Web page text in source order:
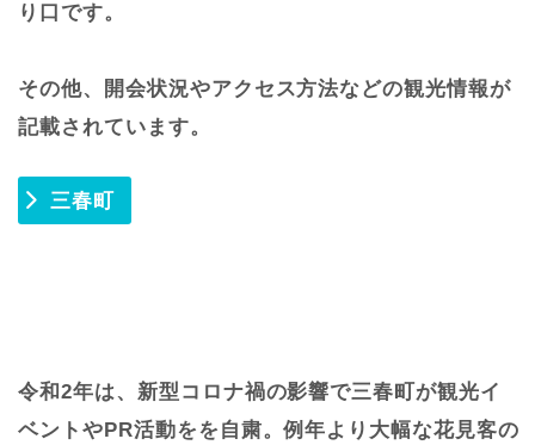
り口です。
その他、開会状況やアクセス方法などの観光情報が
記載されています。
三春町
令和2年は、新型コロナ禍の影響で三春町が観光イ
ベントやPR活動をを自粛。例年より大幅な花見客の